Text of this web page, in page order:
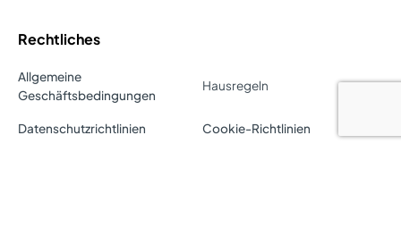
Rechtliches
Allgemeine
Geschäftsbedingungen
Hausregeln
Datenschutzrichtlinien Cookie-Richtlinien